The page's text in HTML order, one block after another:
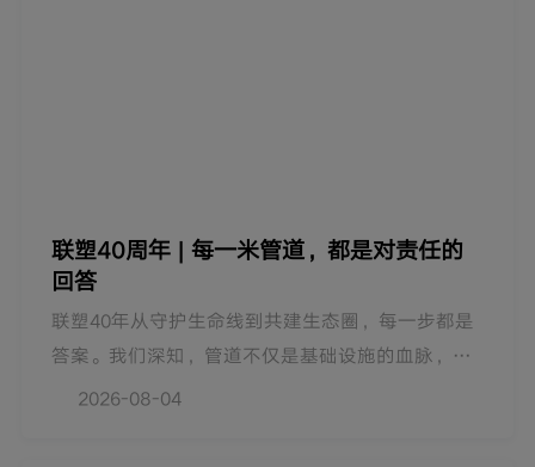
联塑40周年 | 每一米管道，都是对责任的
回答
联塑40年从守护生命线到共建生态圈，每一步都是
答案。我们深知，管道不仅是基础设施的血脉，更
是连接千家万户生活与生态环境的纽带。四十年科
2026-08-04